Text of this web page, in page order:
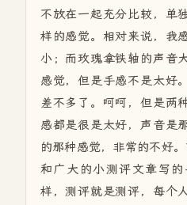
不放在一起充分比较，单
样的感觉。相对来说，我
小；而玫瑰拿铁轴的声音
感觉，但是手感不是太好
差不多了。呵呵，但是两
感都是很是太好，声音是
的那种感觉，非常的不好
和广大的小测评文章写
样，测评就是测评，每个